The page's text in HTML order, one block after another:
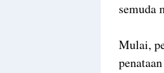
semuda
Mulai,